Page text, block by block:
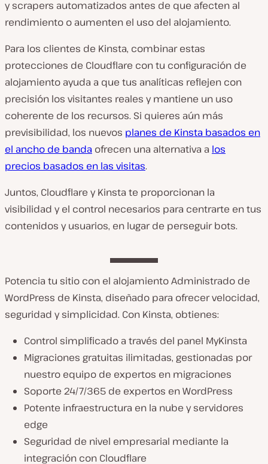
y scrapers automatizados antes de que afecten al
rendimiento o aumenten el uso del alojamiento.
Para los clientes de Kinsta, combinar estas
protecciones de Cloudflare con tu configuración de
alojamiento ayuda a que tus analíticas reflejen con
precisión los visitantes reales y mantiene un uso
coherente de los recursos. Si quieres aún más
previsibilidad, los nuevos planes de Kinsta basados en
el ancho de banda ofrecen una alternativa a los
precios basados en las visitas.
Juntos, Cloudflare y Kinsta te proporcionan la
visibilidad y el control necesarios para centrarte en tus
contenidos y usuarios, en lugar de perseguir bots.
Potencia tu sitio con el alojamiento Administrado de
WordPress de Kinsta, diseñado para ofrecer velocidad,
seguridad y simplicidad. Con Kinsta, obtienes:
Control simplificado a través del panel MyKinsta
Migraciones gratuitas ilimitadas, gestionadas por
nuestro equipo de expertos en migraciones
Soporte 24/7/365 de expertos en WordPress
Potente infraestructura en la nube y servidores
edge
Seguridad de nivel empresarial mediante la
integración con Cloudflare